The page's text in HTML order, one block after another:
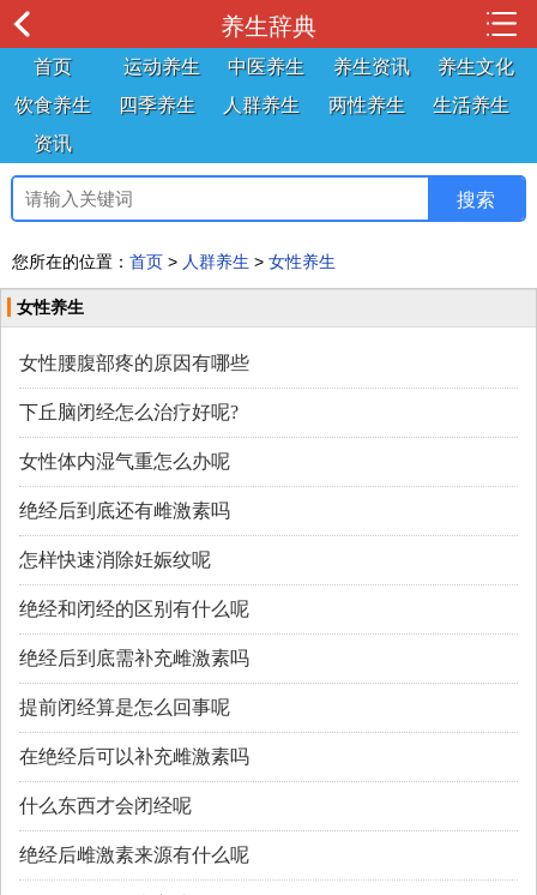
养生辞典
首页 运动养生 中医养生 养生资讯
养生文化
饮食养生
四季养生 人群养生 两性养生
生活养生
资讯
您所在的位置： 首页 > 人群养生 > 女性养生
女性养生
女性腰腹部疼的原因有哪些
下丘脑闭经怎么治疗好呢?
女性体内湿气重怎么办呢
绝经后到底还有雌激素吗
怎样快速消除妊娠纹呢
绝经和闭经的区别有什么呢
绝经后到底需补充雌激素吗
提前闭经算是怎么回事呢
在绝经后可以补充雌激素吗
什么东西才会闭经呢
绝经后雌激素来源有什么呢